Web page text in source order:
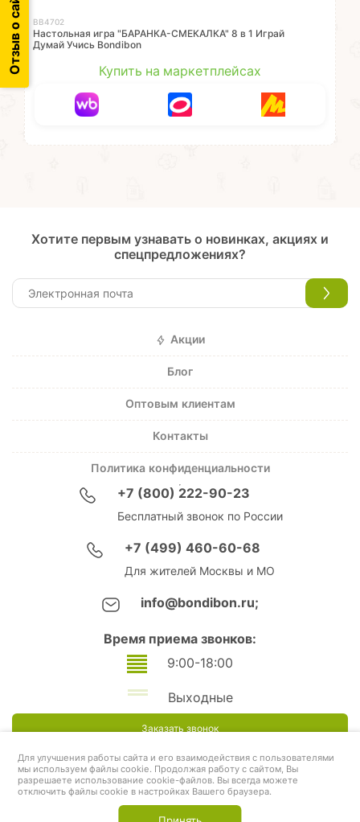
ВВ4702
Настольная игра "БАРАНКА-СМЕКАЛКА" 8 в 1 Играй
Думай Учись Bondibon
Купить на маркетплейсах
Отзыв о сайте
Хотите первым узнавать о новинках, акциях и
спецпредложениях?
Акции
Блог
Оптовым клиентам
Контакты
Политика конфиденциальности
+7 (800) 222-90-23
Бесплатный звонок по России
+7 (499) 460-60-68
Для жителей Москвы и МО
info@bondibon.ru;
Время приема звонков:
9:00-18:00
Выходные
Заказать звонок
Для улучшения работы сайта и его взаимодействия с пользователями
мы используем файлы cookie. Продолжая работу с сайтом, Вы
разрешаете использование cookie-файлов. Вы всегда можете
отключить файлы cookie в настройках Вашего браузера.